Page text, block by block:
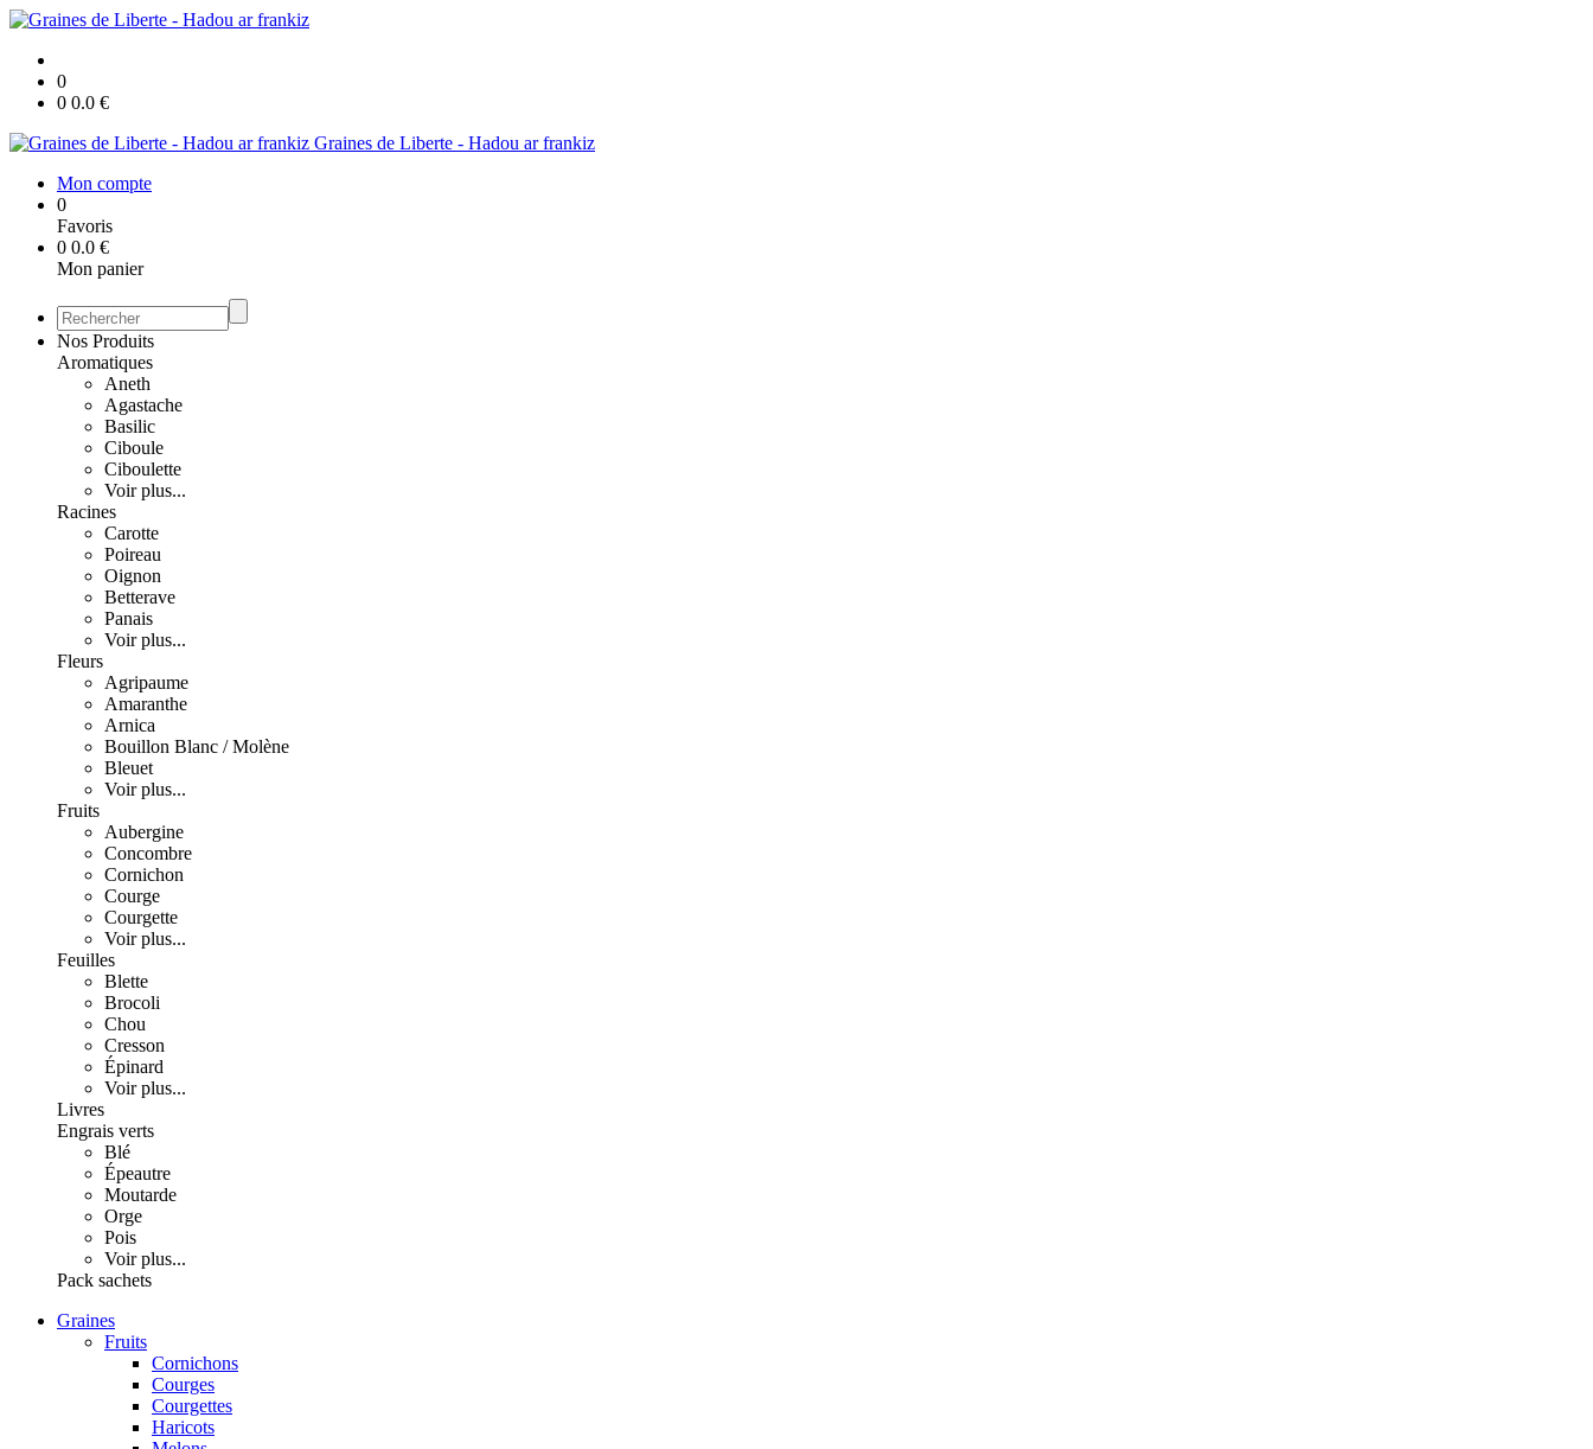
0
0 0.0 €
Graines de Liberte - Hadou ar frankiz
Mon compte
0
Favoris
0 0.0 €
Mon panier
Nos Produits
Aromatiques
Aneth
Agastache
Basilic
Ciboule
Ciboulette
Voir plus...
Racines
Carotte
Poireau
Oignon
Betterave
Panais
Voir plus...
Fleurs
Agripaume
Amaranthe
Arnica
Bouillon Blanc / Molène
Bleuet
Voir plus...
Fruits
Aubergine
Concombre
Cornichon
Courge
Courgette
Voir plus...
Feuilles
Blette
Brocoli
Chou
Cresson
Épinard
Voir plus...
Livres
Engrais verts
Blé
Épeautre
Moutarde
Orge
Pois
Voir plus...
Pack sachets
Graines
Fruits
Cornichons
Courges
Courgettes
Haricots